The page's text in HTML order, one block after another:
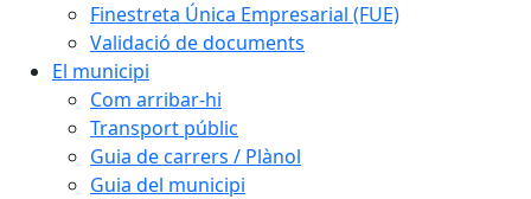
Finestreta Única Empresarial (FUE)
Validació de documents
El municipi
Com arribar-hi
Transport públic
Guia de carrers / Plànol
Guia del municipi